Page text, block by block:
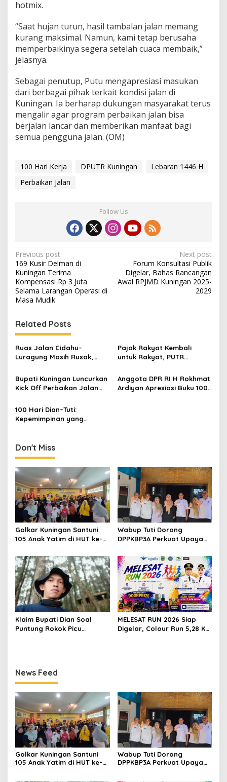
hotmix.
“Saat hujan turun, hasil tambalan jalan memang
kurang maksimal. Namun, kami tetap berusaha
memperbaikinya segera setelah cuaca membaik,”
jelasnya.
Sebagai penutup, Putu mengapresiasi masukan
dari berbagai pihak terkait kondisi jalan di
Kuningan. Ia berharap dukungan masyarakat terus
mengalir agar program perbaikan jalan bisa
berjalan lancar dan memberikan manfaat bagi
semua pengguna jalan. (OM)
100 Hari Kerja DPUTR Kuningan
Lebaran 1446 H
Perbaikan Jalan
Follow Us
Post
navigation
Previous post
169 Kusir Delman di
Kuningan Terima
Kompensasi Rp 3 Juta
Selama Larangan Operasi di
Masa Mudik
Next post
Forum Konsultasi Publik
Digelar, Bahas Rancangan
Awal RPJMD Kuningan 2025-
2029
Related Posts
Ruas Jalan Cidahu–
Luragung Masih Rusak,
Perbaikan Segera Dimulai
Pajak Rakyat Kembali
untuk Rakyat, PUTR
Pembangunan Jalan dari
Opsen PKB
Bupati Kuningan Luncurkan
Kick Off Perbaikan Jalan
Desa Sumurwiru
Anggota DPR RI H Rokhmat
Ardiyan Apresiasi Buku 100
100 Hari Dian–Tuti:
Kepemimpinan yang
Don't Miss
Golkar Kuningan Santuni
105 Anak Yatim di HUT ke-
Doakan Partai Semakin
Berjaya
Wabup Tuti Dorong
DPPKBP3A Perkuat Upaya
Tingkatkan Kesejahteraan
Keluarga
Klaim Bupati Dian Soal
Puntung Rokok Picu
MELESAT RUN 2026 Siap
Digelar, Colour Run 5,28 Km
News Feed
Golkar Kuningan Santuni
105 Anak Yatim di HUT ke-
Wabup Tuti Dorong
DPPKBP3A Perkuat Upaya